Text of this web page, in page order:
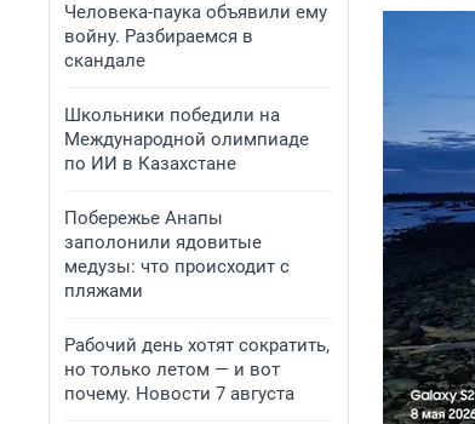
Человека-паука объявили ему
войну. Разбираемся в
скандале
Школьники победили на
Международной олимпиаде
по ИИ в Казахстане
Побережье Анапы
заполонили ядовитые
медузы: что происходит с
пляжами
Рабочий день хотят сократить,
но только летом — и вот
почему. Новости 7 августа